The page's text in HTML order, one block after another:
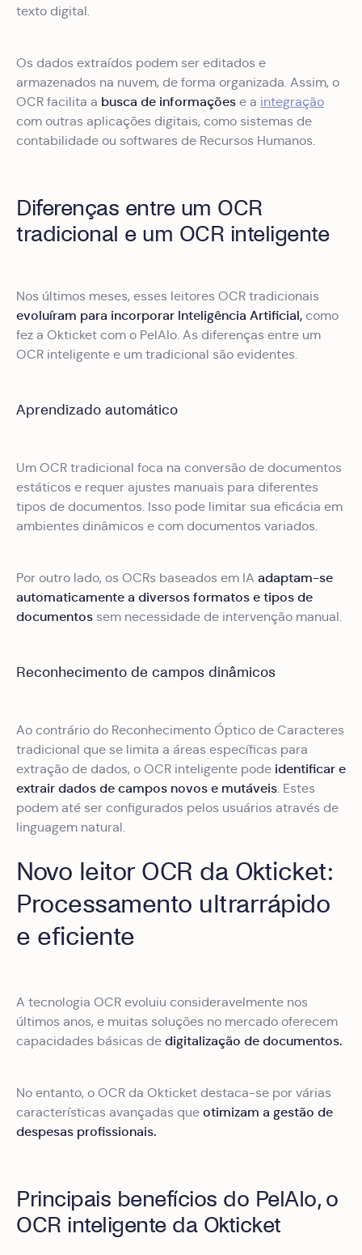
texto digital.
Os dados extraídos podem ser editados e
armazenados na nuvem, de forma organizada. Assim, o
OCR facilita a busca de informações e a integração
com outras aplicações digitais, como sistemas de
contabilidade ou softwares de Recursos Humanos.
Diferenças entre um OCR
tradicional e um OCR inteligente
Nos últimos meses, esses leitores OCR tradicionais
evoluíram para incorporar Inteligência Artificial, como
fez a Okticket com o PelAIo. As diferenças entre um
OCR inteligente e um tradicional são evidentes.
Aprendizado automático
Um OCR tradicional foca na conversão de documentos
estáticos e requer ajustes manuais para diferentes
tipos de documentos. Isso pode limitar sua eficácia em
ambientes dinâmicos e com documentos variados.
Por outro lado, os OCRs baseados em IA adaptam-se
automaticamente a diversos formatos e tipos de
documentos sem necessidade de intervenção manual.
Reconhecimento de campos dinâmicos
Ao contrário do Reconhecimento Óptico de Caracteres
tradicional que se limita a áreas específicas para
extração de dados, o OCR inteligente pode identificar e
extrair dados de campos novos e mutáveis. Estes
podem até ser configurados pelos usuários através de
linguagem natural.
Novo leitor OCR da Okticket:
Processamento ultrarrápido
e eficiente
A tecnologia OCR evoluiu consideravelmente nos
últimos anos, e muitas soluções no mercado oferecem
capacidades básicas de digitalização de documentos.
No entanto, o OCR da Okticket destaca-se por várias
características avançadas que otimizam a gestão de
despesas profissionais.
Principais benefícios do PelAIo, o
OCR inteligente da Okticket